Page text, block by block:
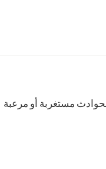
بحوادث مستغربة أو مرعبة